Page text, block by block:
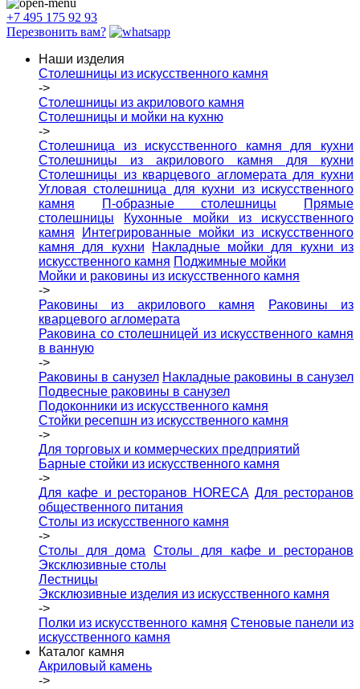
+7 495 175 92 93
Перезвонить вам?
Наши изделия
Столешницы из искусcтвенного камня
->
Столешницы из акрилового камня
Столешницы и мойки на кухню
->
Столешница из искусственного камня для кухни
Столешницы из акрилового камня для кухни
Столешницы из кварцевого агломерата для кухни
Угловая столешница для кухни из искусственного
камня
П-образные столешницы
Прямые
столешницы
Кухонные мойки из искусственного
камня
Интегрированные мойки из искусственного
камня для кухни
Накладные мойки для кухни из
искусственного камня Поджимные мойки
Мойки и раковины из искусственного камня
->
Раковины из акрилового камня
Раковины из
кварцевого агломерата
Раковина со столешницей из искусственного камня
в ванную
->
Раковины в санузел Накладные раковины в санузел
Подвесные раковины в санузел
Подоконники из искусственного камня
Стойки ресепшн из искусственного камня
->
Для торговых и коммерческих предприятий
Барные стойки из искусственного камня
->
Для кафе и ресторанов HORECA Для ресторанов
общественного питания
Столы из искусственного камня
->
Столы для дома
Столы для кафе и ресторанов
Эксклюзивные столы
Лестницы
Эксклюзивные изделия из искусственного камня
->
Полки из искусственного камня Стеновые панели из
искусственного камня
Каталог камня
Акриловый камень
->